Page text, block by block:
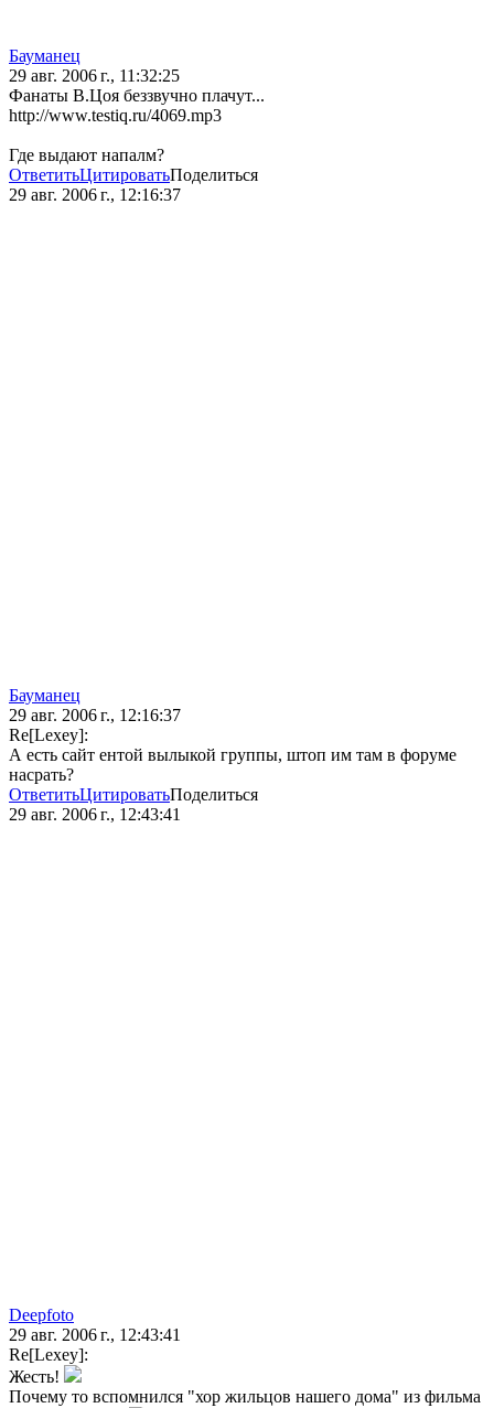
Бауманец
29 авг. 2006 г., 11:32:25
Фанаты В.Цоя беззвучно плачут...
http://www.testiq.ru/4069.mp3
Где выдают напалм?
ОтветитьЦитироватьПоделиться
29 авг. 2006 г., 12:16:37
Бауманец
29 авг. 2006 г., 12:16:37
Re[Lexey]:
А есть сайт ентой вылыкой группы, штоп им там в форуме
насрать?
ОтветитьЦитироватьПоделиться
29 авг. 2006 г., 12:43:41
Deepfoto
29 авг. 2006 г., 12:43:41
Re[Lexey]:
Жесть!
Почему то вспомнился "хор жильцов нашего дома" из фильма